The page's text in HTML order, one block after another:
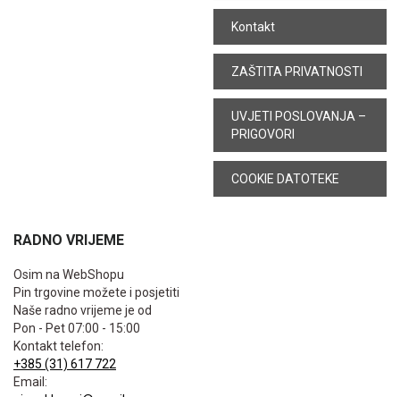
Kontakt
ZAŠTITA PRIVATNOSTI
UVJETI POSLOVANJA –
PRIGOVORI
COOKIE DATOTEKE
RADNO VRIJEME
Osim na WebShopu
Pin trgovine možete i posjetiti
Naše radno vrijeme je od
Pon - Pet 07:00 - 15:00
Kontakt telefon:
+385 (31) 617 722
Email: